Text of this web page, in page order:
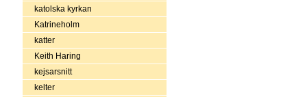
katolska kyrkan
Katrineholm
katter
Keith Haring
kejsarsnitt
kelter